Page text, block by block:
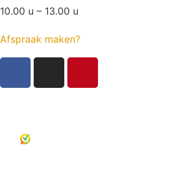
10.00 u – 13.00 u
Afspraak maken?